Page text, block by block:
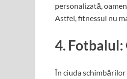
personalizată,
Astfel, fitnessul nu
4.
În ciuda